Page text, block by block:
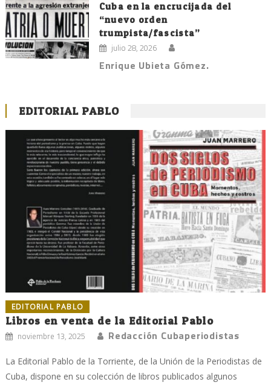
Cuba en la encrucijada del
“nuevo orden
trumpista/fascista”
julio 28, 2026
Enrique Ubieta Gómez.
EDITORIAL PABLO
EDITORIAL PABLO
Libros en venta de la Editorial Pablo
noviembre 13, 2025 Redacción Cubaperiodistas
La Editorial Pablo de la Torriente, de la Unión de la Periodistas de
Cuba, dispone en su colección de libros publicados algunos